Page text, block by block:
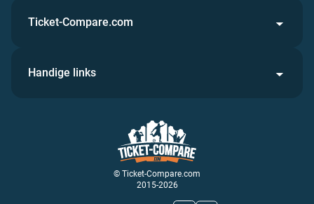
© Ticket-Compare.com
2015-2026
Ticket-Compare.com
Handige links